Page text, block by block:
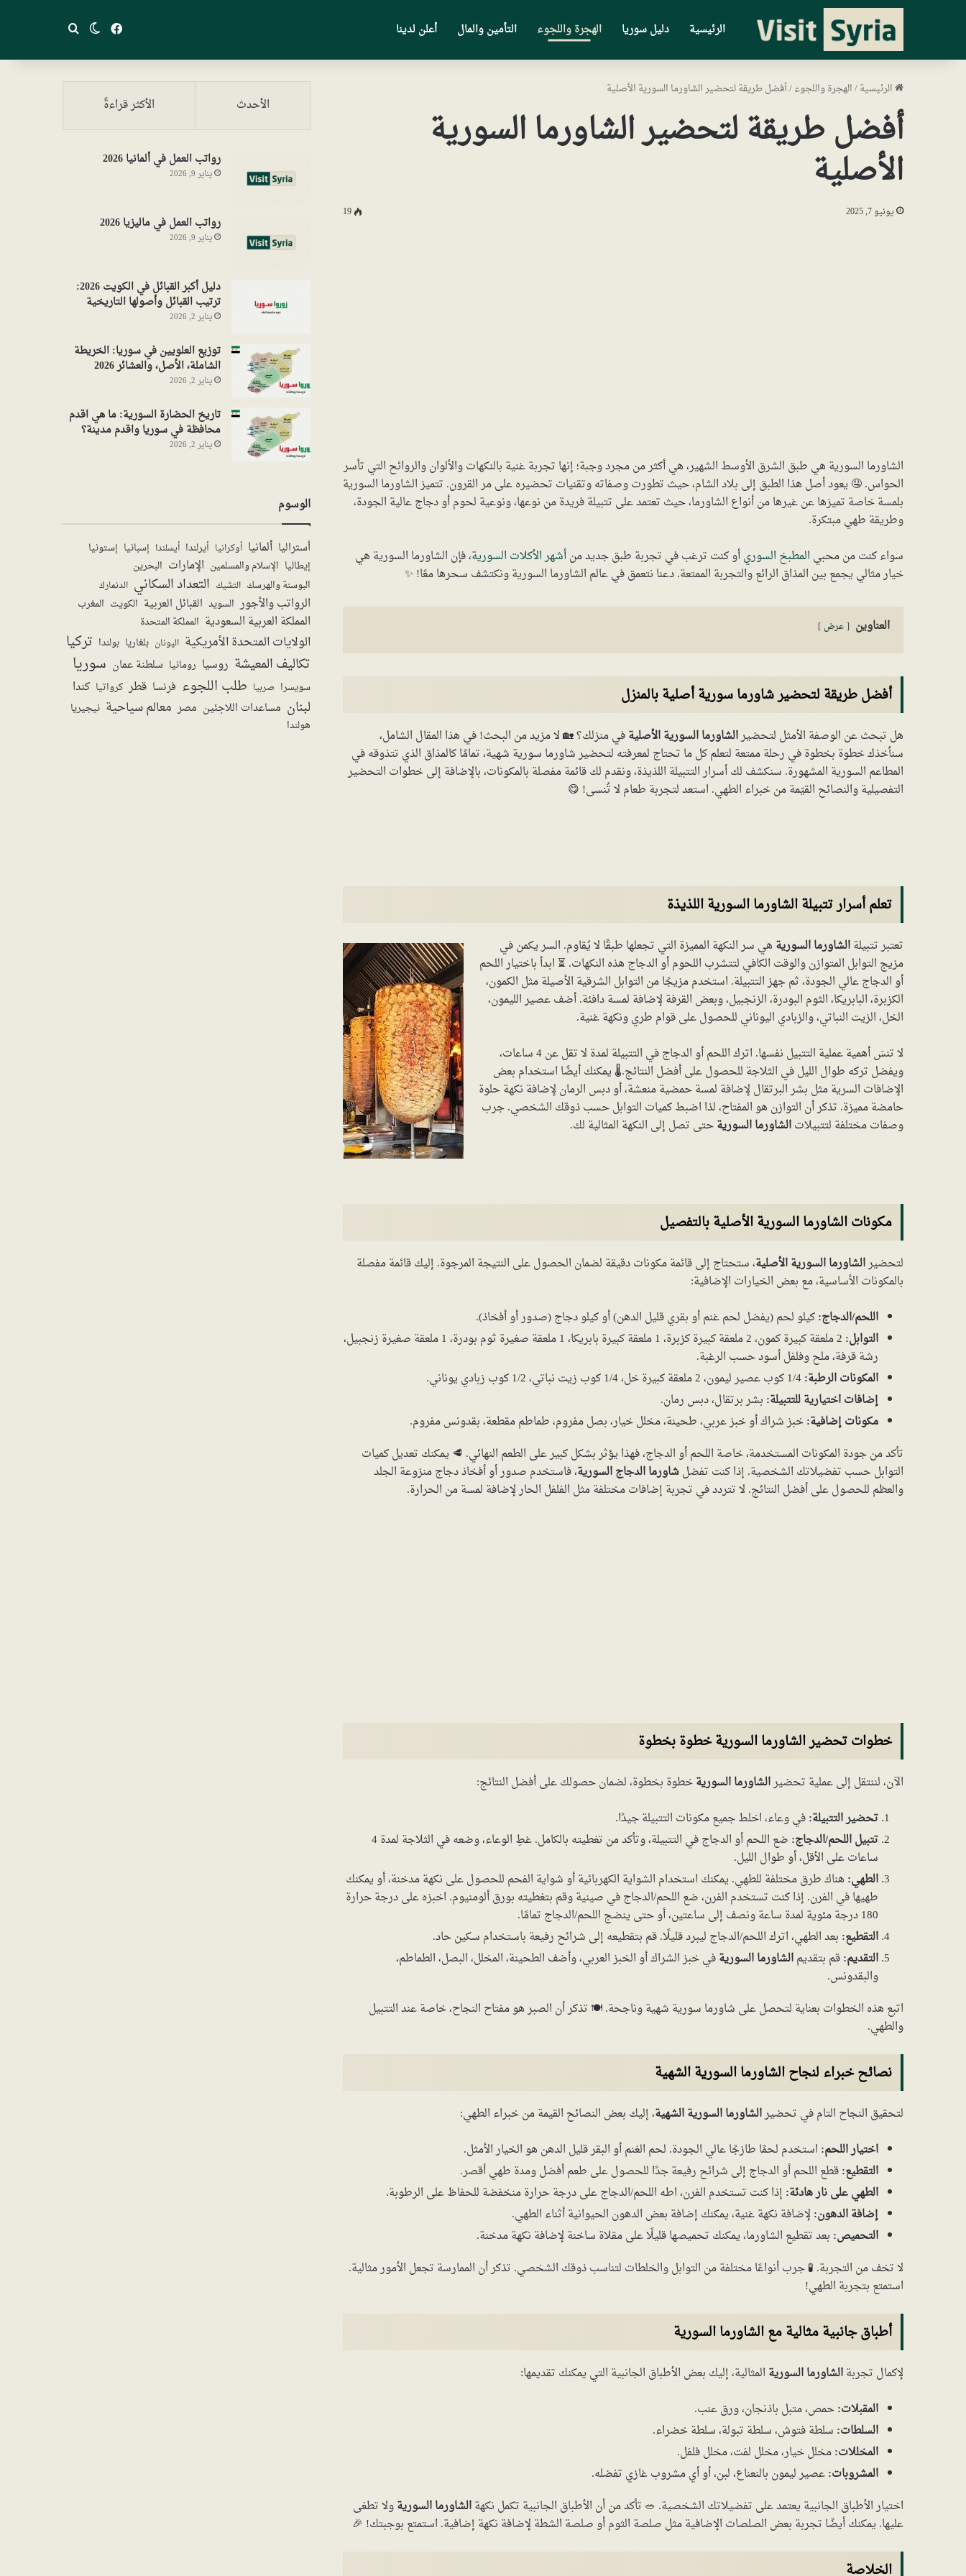
الرئيسية دليل سوريا الهجرة واللجوء التأمين والمال أعلن لدينا فيسبوكالوضع المظلم
بحث عن
الرئيسية/الهجرة واللجوء/أفضل طريقة لتحضير الشاورما السورية الأصلية
أفضل طريقة لتحضير الشاورما السورية
الأصلية
يونيو 7, 2025 19
الشاورما السورية هي طبق الشرق الأوسط الشهير، هي أكثر من مجرد وجبة؛ إنها تجربة غنية بالنكهات والألوان والروائح التي تأسر
الحواس. 🤤 يعود أصل هذا الطبق إلى بلاد الشام، حيث تطورت وصفاته وتقنيات تحضيره على مر القرون. تتميز الشاورما السورية
بلمسة خاصة تميزها عن غيرها من أنواع الشاورما، حيث تعتمد على تتبيلة فريدة من نوعها، ونوعية لحوم أو دجاج عالية الجودة،
وطريقة طهي مبتكرة.
سواء كنت من محبي المطبخ السوريأو كنت ترغب في تجربة طبق جديد منأشهر الأكلات السورية، فإن الشاورما السورية هي
خيار مثالي يجمع بين المذاق الرائع والتجربة الممتعة. دعنا نتعمق في عالم الشاورما السورية ونكتشف سحرها معًا! ✨
العناوين عرض
أفضل طريقة لتحضير شاورما سورية أصلية بالمنزل
هل تبحث عن الوصفة الأمثل لتحضيرالشاورما السورية الأصليةفي منزلك؟ 🏡 لا مزيد من البحث! في هذا المقال الشامل،
سنأخذك خطوة بخطوة في رحلة ممتعة لتعلم كل ما تحتاج لمعرفته لتحضير شاورما سورية شهية، تمامًا كالمذاق الذي تتذوقه في
المطاعم السورية المشهورة. سنكشف لك أسرار التتبيلة اللذيذة، ونقدم لك قائمة مفصلة بالمكونات، بالإضافة إلى خطوات التحضير
التفصيلية والنصائح القيّمة من خبراء الطهي. استعد لتجربة طعام لا تُنسى! 😋
تعلم أسرار تتبيلة الشاورما السورية اللذيذة
تعتبر تتبيلةالشاورما السورية هي سر النكهة المميزة التي تجعلها طبقًا لا يُقاوم. السر يكمن في
مزيج التوابل المتوازن والوقت الكافي لتتشرب اللحوم أو الدجاج هذه النكهات. ⏳ ابدأ باختيار اللحم
أو الدجاج عالي الجودة، ثم جهز التتبيلة. استخدم مزيجًا من التوابل الشرقية الأصيلة مثل الكمون،
الكزبرة، البابريكا، الثوم البودرة، الزنجبيل، وبعض القرفة لإضافة لمسة دافئة. أضف عصير الليمون،
الخل، الزيت النباتي، والزبادي اليوناني للحصول على قوام طري ونكهة غنية.
لا تنسَ أهمية عملية التتبيل نفسها. اترك اللحم أو الدجاج في التتبيلة لمدة لا تقل عن 4 ساعات،
ويفضل تركه طوال الليل في الثلاجة للحصول على أفضل النتائج.🌡️ يمكنك أيضًا استخدام بعض
الإضافات السرية مثل بشر البرتقال لإضافة لمسة حمضية منعشة، أو دبس الرمان لإضافة نكهة حلوة
حامضة مميزة. تذكر أن التوازن هو المفتاح، لذا اضبط كميات التوابل حسب ذوقك الشخصي. جرب
وصفات مختلفة لتتبيلاتالشاورما السوريةحتى تصل إلى النكهة المثالية لك.
مكونات الشاورما السورية الأصلية بالتفصيل
لتحضيرالشاورما السورية الأصلية، ستحتاج إلى قائمة مكونات دقيقة لضمان الحصول على النتيجة المرجوة. إليك قائمة مفصلة
بالمكونات الأساسية، مع بعض الخيارات الإضافية:
اللحم/الدجاج:كيلو لحم (يفضل لحم غنم أو بقري قليل الدهن) أو كيلو دجاج (صدور أو أفخاذ).
التوابل:
2 ملعقة كبيرة كمون، 2 ملعقة كبيرة كزبرة، 1 ملعقة كبيرة بابريكا، 1 ملعقة صغيرة ثوم بودرة، 1 ملعقة صغيرة زنجبيل،
رشة قرفة، ملح وفلفل أسود حسب الرغبة.
المكونات الرطبة:
إضافات اختيارية للتتبيلة: بشر برتقال، دبس رمان.
مكونات إضافية:خبز شراك أو خبز عربي، طحينة، مخلل خيار، بصل مفروم، طماطم مقطعة، بقدونس مفروم.
تأكد من جودة المكونات المستخدمة، خاصة اللحم أو الدجاج، فهذا يؤثر بشكل كبير على الطعم النهائي. 🥩 يمكنك تعديل كميات
التوابل حسب تفضيلاتك الشخصية. إذا كنت تفضلشاورما الدجاج السورية، فاستخدم صدور أو أفخاذ دجاج منزوعة الجلد
والعظم للحصول على أفضل النتائج. لا تتردد في تجربة إضافات مختلفة مثل الفلفل الحار لإضافة لمسة من الحرارة.
خطوات تحضير الشاورما السورية خطوة بخطوة
الآن، لننتقل إلى عملية تحضيرالشاورما السوريةخطوة بخطوة، لضمان حصولك على أفضل النتائج:
تحضير التتبيلة:في وعاء، اخلط جميع مكونات التتبيلة جيدًا.
تتبيل اللحم/الدجاج:
ضع اللحم أو الدجاج في التتبيلة، وتأكد من تغطيته بالكامل. غطِ الوعاء، وضعه في الثلاجة لمدة 4
ساعات على الأقل، أو طوال الليل.
الطهي: هناك طرق مختلفة للطهي. يمكنك استخدام الشواية الكهربائية أو شواية الفحم للحصول على نكهة مدخنة، أو يمكنك
طهيها في الفرن. إذا كنت تستخدم الفرن، ضع اللحم/الدجاج في صينية وقم بتغطيته بورق ألومنيوم. اخبزه على درجة حرارة
180 درجة مئوية لمدة ساعة ونصف إلى ساعتين، أو حتى ينضج اللحم/الدجاج تمامًا.
التقطيع: بعد الطهي، اترك اللحم/الدجاج ليبرد قليلًا. قم بتقطيعه إلى شرائح رفيعة باستخدام سكين حاد.
التقديم:قم بتقديمالشاورما السوريةفي خبز الشراك أو الخبز العربي، وأضف الطحينة، المخلل، البصل، الطماطم،
والبقدونس.
اتبع هذه الخطوات بعناية لتحصل على شاورما سورية شهية وناجحة. 🍽️ تذكر أن الصبر هو مفتاح النجاح، خاصة عند التتبيل
والطهي.
نصائح خبراء لنجاح الشاورما السورية الشهية
لتحقيق النجاح التام في تحضيرالشاورما السورية الشهية، إليك بعض النصائح القيمة من خبراء الطهي:
اختيار اللحم: استخدم لحمًا طازجًا عالي الجودة. لحم الغنم أو البقر قليل الدهن هو الخيار الأمثل.
التقطيع:قطع اللحم أو الدجاج إلى شرائح رفيعة جدًا للحصول على طعم أفضل ومدة طهي أقصر.
الطهي على نار هادئة: إذا كنت تستخدم الفرن، اطه اللحم/الدجاج على درجة حرارة منخفضة للحفاظ على الرطوبة.
إضافة الدهون:لإضافة نكهة غنية، يمكنك إضافة بعض الدهون الحيوانية أثناء الطهي.
التحميص: بعد تقطيع الشاورما، يمكنك تحميصها قليلًا على مقلاة ساخنة لإضافة نكهة مدخنة.
لا تخف من التجربة. 🧪 جرب أنواعًا مختلفة من التوابل والخلطات لتناسب ذوقك الشخصي. تذكر أن الممارسة تجعل الأمور مثالية.
استمتع بتجربة الطهي!
أطباق جانبية مثالية مع الشاورما السورية
لإكمال تجربةالشاورما السورية المثالية، إليك بعض الأطباق الجانبية التي يمكنك تقديمها:
المقبلات:حمص، متبل باذنجان، ورق عنب.
السلطات: سلطة فتوش، سلطة تبولة، سلطة خضراء.
المخللات:مخلل خيار، مخلل لفت، مخلل فلفل.
المشروبات:عصير ليمون بالنعناع، لبن، أو أي مشروب غازي تفضله.
اختيار الأطباق الجانبية يعتمد على تفضيلاتك الشخصية. 🥗 تأكد من أن الأطباق الجانبية تكمل نكهةالشاورما السوريةولا تطغى
عليها. يمكنك أيضًا تجربة بعض الصلصات الإضافية مثل صلصة الثوم أو صلصة الشطة لإضافة نكهة إضافية. استمتع بوجبتك! 🎉
الخلاصة
الأحدث الأكثر قراءةً
رواتب العمل في ألمانيا 2026
يناير 9, 2026
رواتب العمل في ماليزيا 2026
يناير 9, 2026
دليل أكبر القبائل في الكويت 2026:
ترتيب القبائل وأصولها التاريخية
يناير 2, 2026
توزيع العلويين في سوريا: الخريطة
الشاملة، الأصل، والعشائر 2026
يناير 2, 2026
تاريخ الحضارة السورية: ما هي اقدم
محافظة في سوريا واقدم مدينة؟
يناير 2, 2026
الوسوم
أستراليا ألمانيا أوكرانيا أيرلندا أيسلندا إسبانيا إستونيا
إيطاليا الإسلام والمسلمين الإمارات البحرين
البوسنة والهرسك التشيك التعداد السكاني الدنمارك
الرواتب والأجور السويد القبائل العربية الكويت المغرب
المملكة العربية السعودية المملكة المتحدة
الولايات المتحدة الأمريكية اليونان بلغاريا بولندا تركيا
تكاليف المعيشة روسيا رومانيا سلطنة عمان سوريا
سويسرا صربيا طلب اللجوء فرنسا قطر كرواتيا كندا
لبنان مساعدات اللاجئين مصر معالم سياحية نيجيريا
هولندا